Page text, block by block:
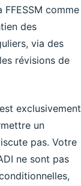
comme
des
via des
révisions de
exclusivement
un
pas. Votre
ne sont pas